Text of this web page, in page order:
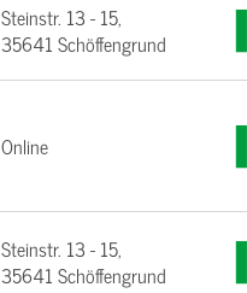
Steinstr. 13 - 15,
35641 Schöffengrund
Online
Steinstr. 13 - 15,
35641 Schöffengrund